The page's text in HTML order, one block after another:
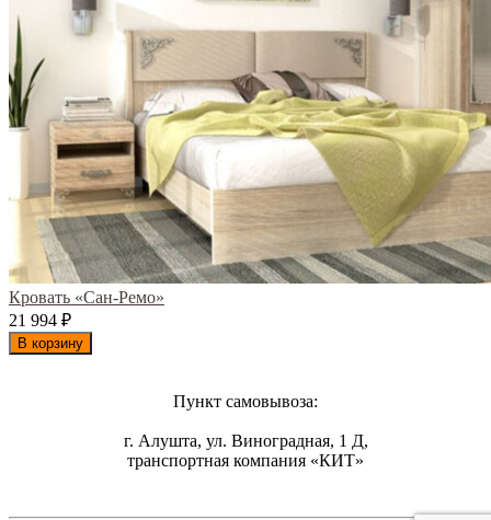
Кровать «Сан-Ремо»
21 994 ₽
В корзину
Пункт самовывоза:
г. Алушта, ул. Виноградная, 1 Д,
транспортная компания «КИТ»